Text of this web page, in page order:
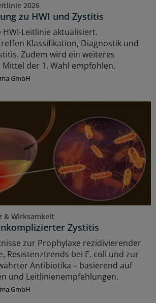
2026
zu HWI und Zystitis
HWI-Leitlinie aktualisiert.
Klassifikation, Diagnostik und
Zudem wird ein weiteres
der 1. Wahl empfohlen.
GmbH
& Wirksamkeit
Zystitis
zur Prophylaxe rezidivierender
Resistenztrends bei E. coli und zur
Antibiotika – basierend auf
und Leitlinienempfehlungen.
GmbH